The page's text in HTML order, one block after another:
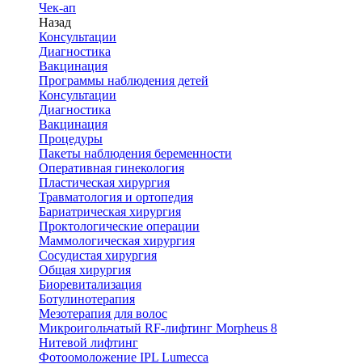
Чек-ап
Назад
Консультации
Диагностика
Вакцинация
Программы наблюдения детей
Консультации
Диагностика
Вакцинация
Процедуры
Пакеты наблюдения беременности
Оперативная гинекология
Пластическая хирургия
Травматология и ортопедия
Бариатрическая хирургия
Проктологические операции
Маммологическая хирургия
Сосудистая хирургия
Общая хирургия
Биоревитализация
Ботулинотерапия
Мезотерапия для волос
Микроигольчатый RF-лифтинг Morpheus 8
Нитевой лифтинг
Фотоомоложение IPL Lumecca